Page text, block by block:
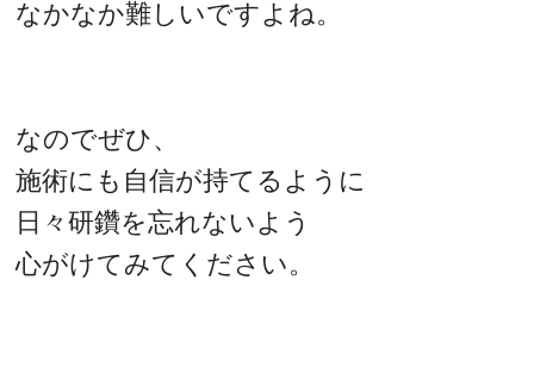
なかなか難しいですよね。
なのでぜひ、
施術にも自信が持てるように
日々研鑽を忘れないよう
心がけてみてください。